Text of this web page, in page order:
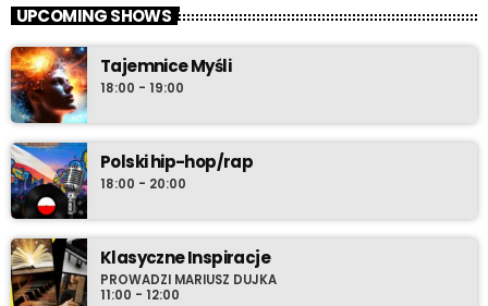
UPCOMING SHOWS
Tajemnice Myśli
18:00 - 19:00
Polski hip-hop/rap
18:00 - 20:00
Klasyczne Inspiracje
PROWADZI MARIUSZ DUJKA
11:00 - 12:00